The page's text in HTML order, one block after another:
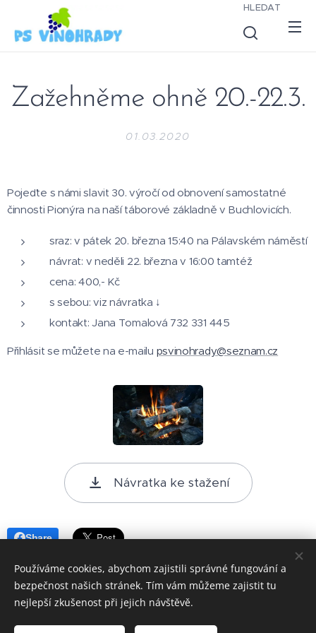
HLEDAT
Zažehněme ohně 20.-22.3.
01.03.2020
Pojeďte s námi slavit 30. výročí od obnovení samostatné
činnosti Pionýra na naší táborové základně v Buchlovicích.
sraz: v pátek 20. března 15:40 na Pálavském náměstí
návrat: v neděli 22. března v 16:00 tamtéž
cena: 400,- Kč
s sebou: viz návratka ↓
kontakt: Jana Tomalová 732 331 445
Přihlásit se můžete na e-mailu psvinohrady@seznam.cz
Návratka ke stažení
Share
Používáme cookies, abychom zajistili správné fungování a
bezpečnost našich stránek. Tím vám můžeme zajistit tu
nejlepší zkušenost při jejich návštěvě.